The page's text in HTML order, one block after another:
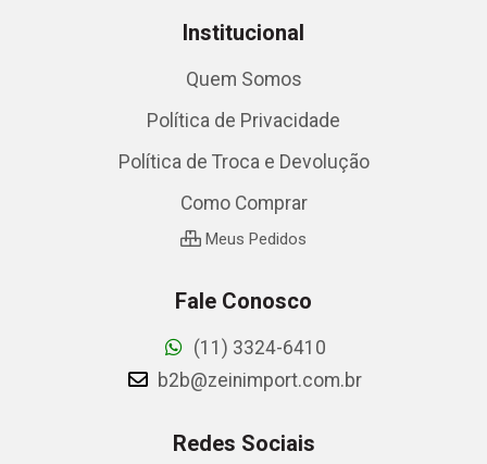
Institucional
Quem Somos
Política de Privacidade
Política de Troca e Devolução
Como Comprar
Meus Pedidos
Fale Conosco
(11) 3324-6410
b2b@zeinimport.com.br
Redes Sociais